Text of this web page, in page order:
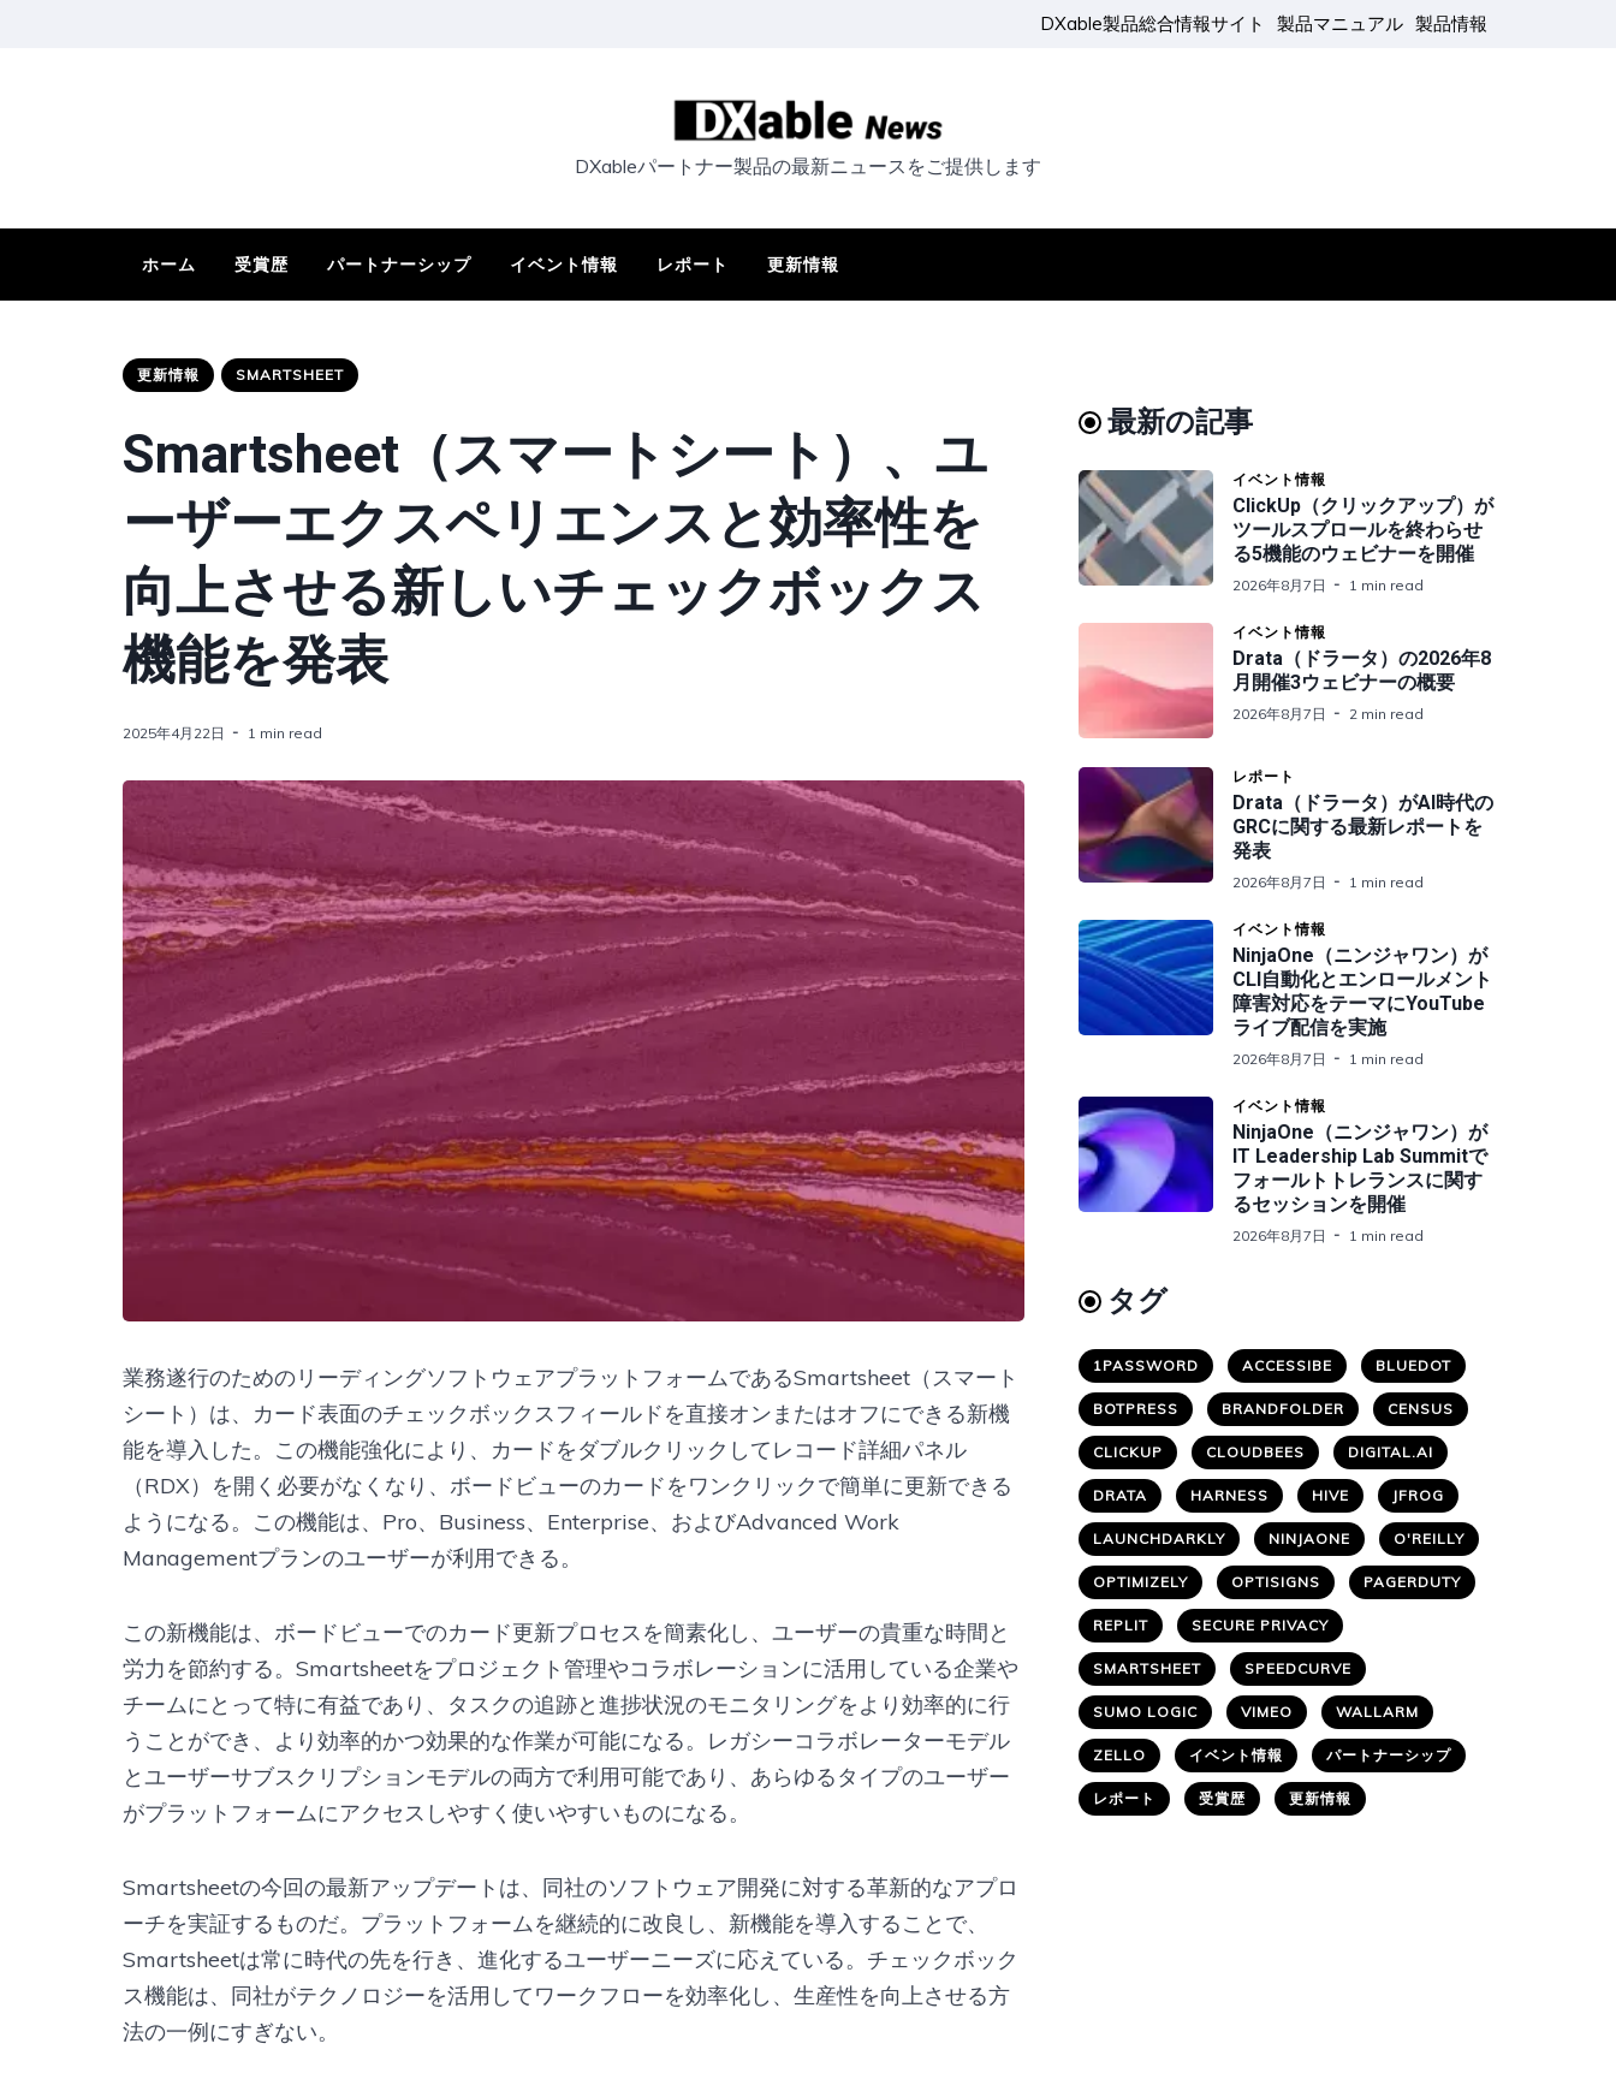
DXable製品総合情報サイト 製品マニュアル 製品情報
DXableパートナー製品の最新ニュースをご提供します
ホーム 受賞歴 パートナーシップ イベント情報 レポート 更新情報
更新情報 SMARTSHEET
Smartsheet（スマートシート）、ユ
ーザーエクスペリエンスと効率性を
向上させる新しいチェックボックス
機能を発表
2025年4月22日 1 min read
業務遂行のためのリーディングソフトウェアプラットフォームであるSmartsheet（スマート
シート）は、カード表面のチェックボックスフィールドを直接オンまたはオフにできる新機
能を導入した。この機能強化により、カードをダブルクリックしてレコード詳細パネル
（RDX）を開く必要がなくなり、ボードビューのカードをワンクリックで簡単に更新できる
ようになる。この機能は、Pro、Business、Enterprise、およびAdvanced Work
Managementプランのユーザーが利用できる。
この新機能は、ボードビューでのカード更新プロセスを簡素化し、ユーザーの貴重な時間と
労力を節約する。Smartsheetをプロジェクト管理やコラボレーションに活用している企業や
チームにとって特に有益であり、タスクの追跡と進捗状況のモニタリングをより効率的に行
うことができ、より効率的かつ効果的な作業が可能になる。レガシーコラボレーターモデル
とユーザーサブスクリプションモデルの両方で利用可能であり、あらゆるタイプのユーザー
がプラットフォームにアクセスしやすく使いやすいものになる。
Smartsheetの今回の最新アップデートは、同社のソフトウェア開発に対する革新的なアプロ
ーチを実証するものだ。プラットフォームを継続的に改良し、新機能を導入することで、
Smartsheetは常に時代の先を行き、進化するユーザーニーズに応えている。チェックボック
ス機能は、同社がテクノロジーを活用してワークフローを効率化し、生産性を向上させる方
法の一例にすぎない。
最新の記事
イベント情報
ClickUp（クリックアップ）が
ツールスプロールを終わらせ
る5機能のウェビナーを開催
2026年8月7日 1 min read
イベント情報
Drata（ドラータ）の2026年8
月開催3ウェビナーの概要
2026年8月7日 2 min read
レポート
Drata（ドラータ）がAI時代の
GRCに関する最新レポートを
発表
2026年8月7日 1 min read
イベント情報
NinjaOne（ニンジャワン）が
CLI自動化とエンロールメント
障害対応をテーマにYouTube
ライブ配信を実施
2026年8月7日 1 min read
イベント情報
NinjaOne（ニンジャワン）が
IT Leadership Lab Summitで
フォールトトレランスに関す
るセッションを開催
2026年8月7日 1 min read
タグ
1PASSWORD ACCESSIBE BLUEDOT
BOTPRESS BRANDFOLDER CENSUS
CLICKUP CLOUDBEES DIGITAL.AI
DRATA HARNESS HIVE JFROG
LAUNCHDARKLY NINJAONE O'REILLY
OPTIMIZELY OPTISIGNS PAGERDUTY
REPLIT SECURE PRIVACY
SMARTSHEET SPEEDCURVE
SUMO LOGIC VIMEO WALLARM
ZELLO イベント情報 パートナーシップ
レポート 受賞歴 更新情報